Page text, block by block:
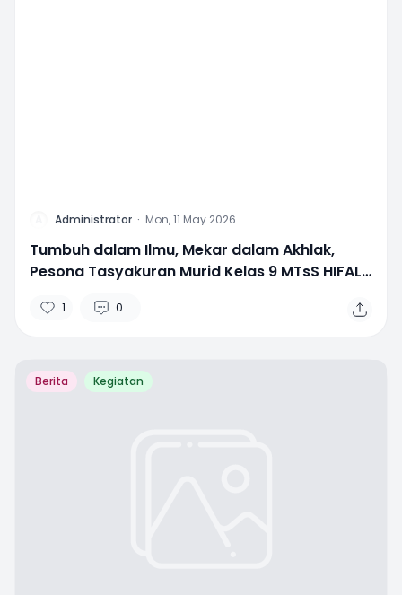
Administrator · Mon, 11 May 2026
Tumbuh dalam Ilmu, Mekar dalam Akhlak,
Pesona Tasyakuran Murid Kelas 9 MTsS HIFAL
1 0
Berita Kegiatan